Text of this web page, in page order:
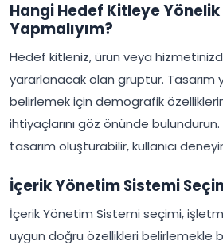
Hangi Hedef Kitleye Yönelik
Yapmalıyım?
Hedef kitleniz, ürün veya
yararlanacak olan gruptur. Tasarım
belirlemek için demografik
ihtiyaçlarını göz önünde
tasarım oluşturabilir, kullanıcı
İçerik Yönetim Sistemi
İçerik Yönetim Sistemi seçimi,
uygun doğru özellikleri belirlemekle